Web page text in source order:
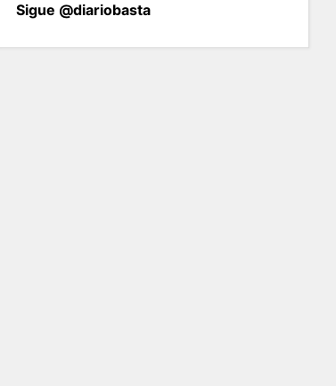
Sigue @diariobasta